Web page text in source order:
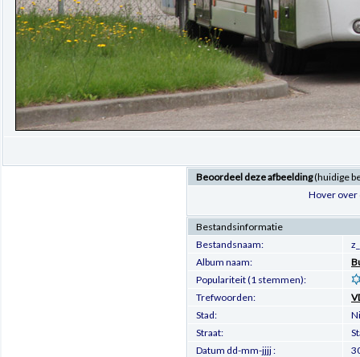
Beoordeel deze afbeelding(huidige
Hover over
Bestandsinformatie
Bestandsnaam:
Album naam:
Populariteit (1 stemmen):
Trefwoorden:
Stad:
Straat:
Datum dd-mm-jjjj :